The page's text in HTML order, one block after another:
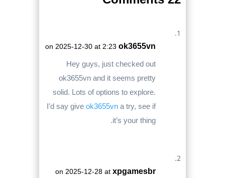
ok3655vn
on 2025-12-30 at 2:23
Hey guys, just checked out
ok3655vn and it seems pretty
solid. Lots of options to explore.
I’d say give ok3655vna try, see if
it’s your thing.
xpgamesbr
on 2025-12-28 at